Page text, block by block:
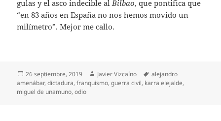
gulas y el asco indecible alBilbao, que pontifica que
“en 83 años en España no nos hemos movido un
milímetro”. Mejor me callo.
Publicado
el
26 septiembre, 2019 Autor
Javier Vizcaíno Etiquetas
alejandro
amenábar,dictadura,franquismo,guerra civil, karra elejalde,
miguel de unamuno,odio